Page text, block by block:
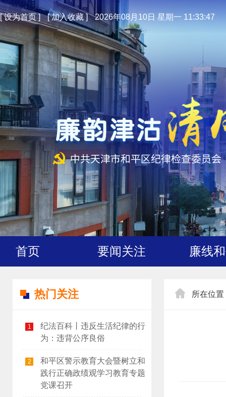
[设为首页] [加入收藏] 2026年08月10日 星期一 11:33:48
首页 要闻关注 廉线
热门关注
1
纪法百科丨违反生活纪律的行
为：违背公序良俗
2
和平区警示教育大会暨树立和
践行正确政绩观学习教育专题
党课召开
所在位置